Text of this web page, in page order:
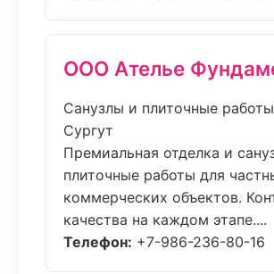
ООО Ателье
Санузлы и плиточные
Сургут
Премиальная отделка и
плиточные работы для
коммерческих объектов.
качества на каждом этапе....
Телефон: +7-986-236-80-16